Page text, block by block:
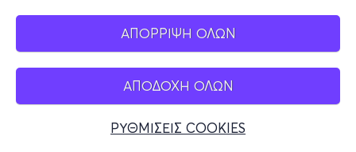
ΑΠΟΡΡΙΨΗ ΟΛΩΝ
ΑΠΟΔΟΧΗ ΟΛΩΝ
ΡΥΘΜΙΣΕΙΣ COOKIES